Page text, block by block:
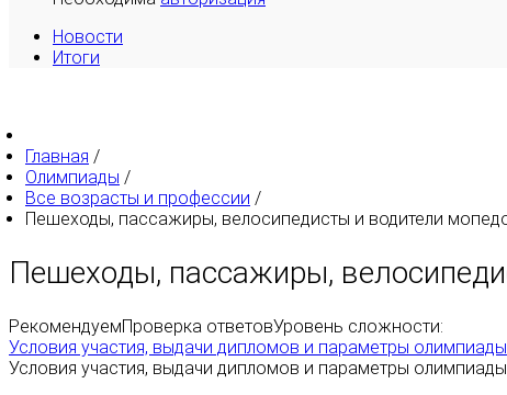
Новости
Итоги
Главная /
Олимпиады /
Все возрасты и профессии /
Пешеходы, пассажиры, велосипедисты и водители
Пешеходы, пассажиры,
РекомендуемПроверка ответовУровень сложности:
Условия участия, выдачи дипломов и параметры олимпиады
Условия участия, выдачи дипломов и параметры олимпиады